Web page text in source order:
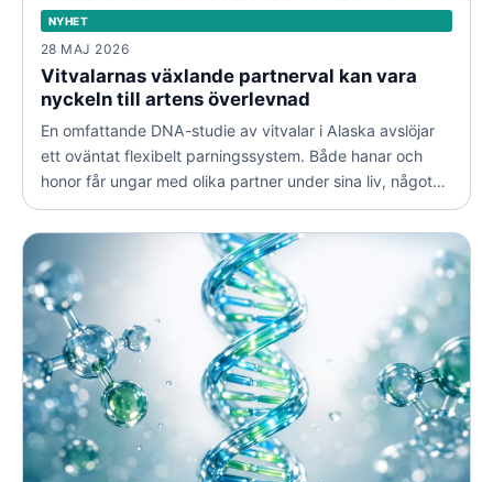
NYHET
28 MAJ 2026
Vitvalarnas växlande partnerval kan vara
nyckeln till artens överlevnad
En omfattande DNA-studie av vitvalar i Alaska avslöjar
ett oväntat flexibelt parningssystem. Både hanar och
honor får ungar med olika partner under sina liv, något
som kan stärka artens genetiska motståndskraft.